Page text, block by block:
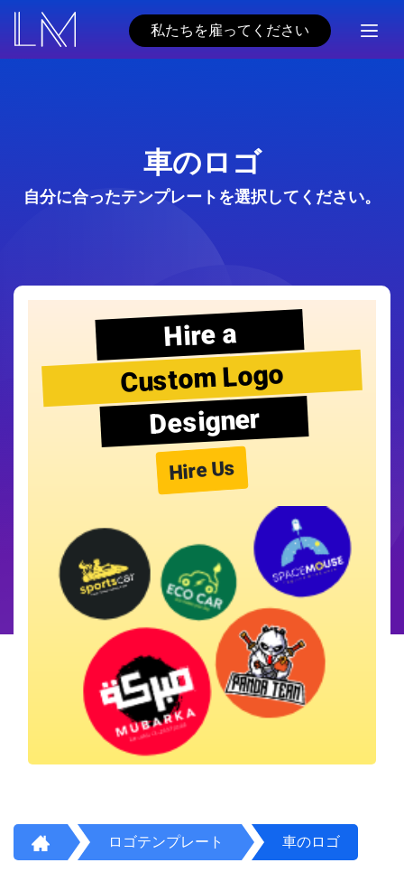
私たちを雇ってください
車のロゴ
自分に合ったテンプレートを選択してください。
Hire a
Custom Logo
Designer
Hire Us
ロゴテンプレート 車のロゴ